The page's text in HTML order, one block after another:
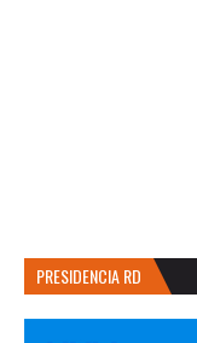
PRESIDENCIA RD